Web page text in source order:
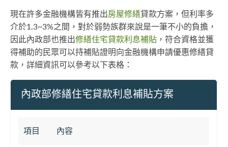
現在許多金融機構皆有推出房屋修繕貸款方案，但利率多
介於1.3~3%之間，對於弱勢族群來說是一筆不小的負擔，
因此內政部也推出修繕住宅貸款利息補貼 ，符合資格並獲
得補助的民眾可以持補貼證明向金融機構申請優惠修繕貸
款，詳細資訊可以參考以下表格：
內政部修繕住宅貸款利息補貼方案
項目 內容